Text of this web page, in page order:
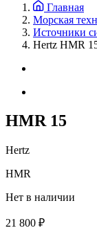
Главная
Морская
Источники
Hertz HMR
HMR 15
Hertz
HMR
Нет в наличии
21 800 ₽